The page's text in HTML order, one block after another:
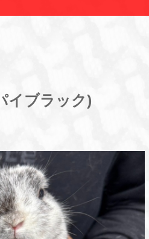
イブラック)